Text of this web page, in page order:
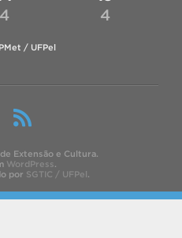
4
4
/ UFPel
Extensão e Cultura.
WordPress.
por SGTIC / UFPel.